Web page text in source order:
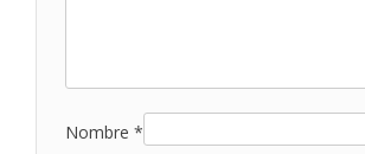
Nombre *